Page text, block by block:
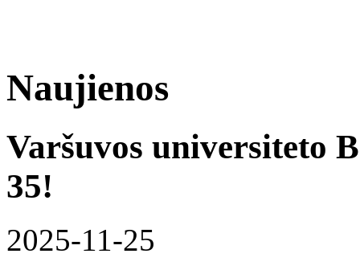
Naujienos
Varšuvos universiteto
35!
2025-11-25